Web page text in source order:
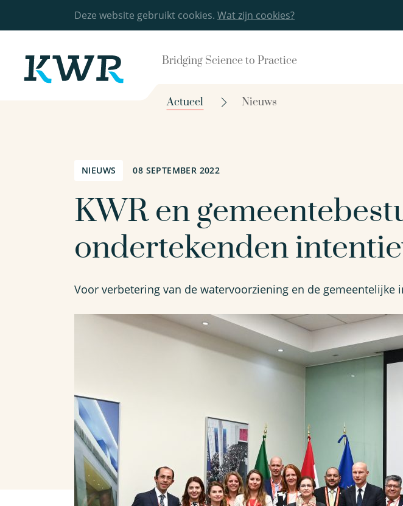
Deze website gebruikt cookies. Wat zijn cookies?
Bridging Science to Practice
Actueel Nieuws
NIEUWS 08 SEPTEMBER 2022
KWR en
ondertekenden
Voor verbetering van de watervoorziening en de gemeentelijke